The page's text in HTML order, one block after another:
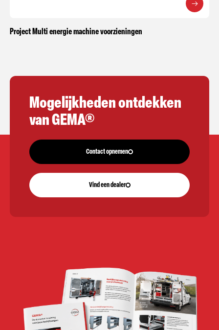
Project Multi energie machine voorzieningen
Mogelijkheden ontdekken
van GEMA®
Contact opnemen
Vind een dealer